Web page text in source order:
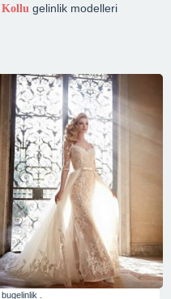
Kollu gelinlik modelleri
bugelinlik .